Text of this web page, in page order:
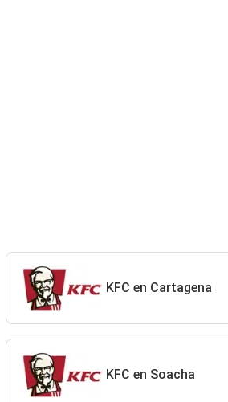
KFC en Cartagena
KFC en Soacha